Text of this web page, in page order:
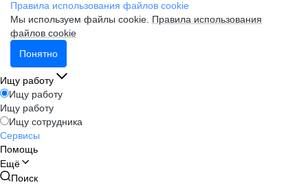
Правила использования файлов cookie
Мы используем файлы cookie. Правила использования
файлов cookie
Понятно
Ищу работу
Ищу работу
Ищу работу
Ищу сотрудника
Сервисы
Помощь
Ещё
Поиск